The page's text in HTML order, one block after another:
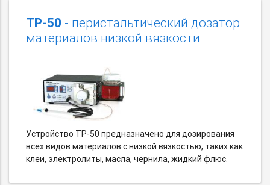
TP-50 - перистальтический дозатор
материалов низкой вязкости
Устройство TP-50 предназначено для дозирования
всех видов материалов с низкой вязкостью, таких как
клеи, электролиты, масла, чернила, жидкий флюс.